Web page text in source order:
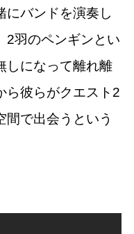
にバンドを演奏し
2羽のペンギンとい
しになって離れ離
ら彼らがクエスト2
間で出会うという